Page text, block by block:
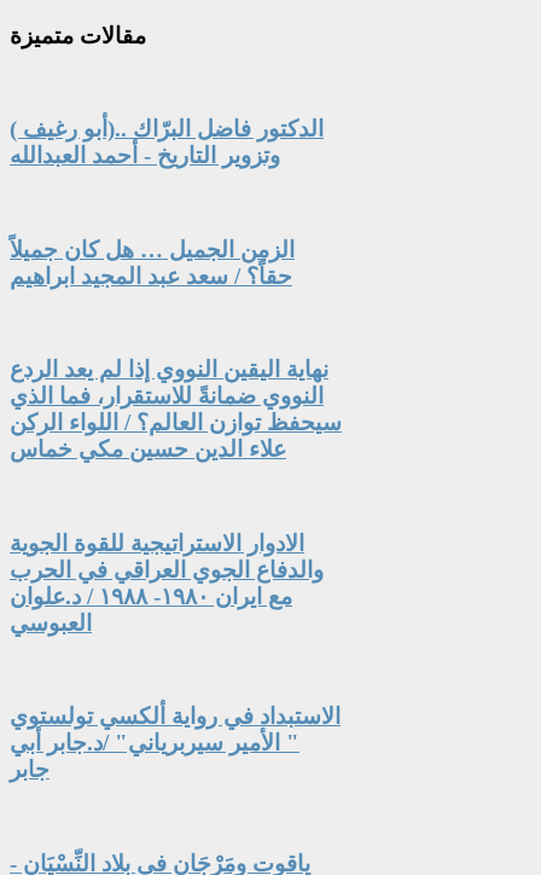
مقالات متميزة
الدكتور فاضل البرّاك ..(أبو رغيف )
وتزوير التاريخ - أحمد العبدالله
الزمن الجميل … هل كان جميلاً
حقاً؟ / سعد عبد المجيد ابراهيم
نهاية اليقين النووي إذا لم يعد الردع
النووي ضمانةً للاستقرار، فما الذي
سيحفظ توازن العالم؟ / اللواء الركن
علاء الدين حسين مكي خماس
الادوار الاستراتيجية للقوة الجوية
والدفاع الجوي العراقي في الحرب
مع ايران ١٩٨٠- ١٩٨٨ / د.علوان
العبوسي
الاستبداد في رواية ألكسي تولستوي
" الأمير سيربرياني" /د.جابر أبي
جابر
ياقوت ومَرْجَان في بلاد النِّسْيَان -